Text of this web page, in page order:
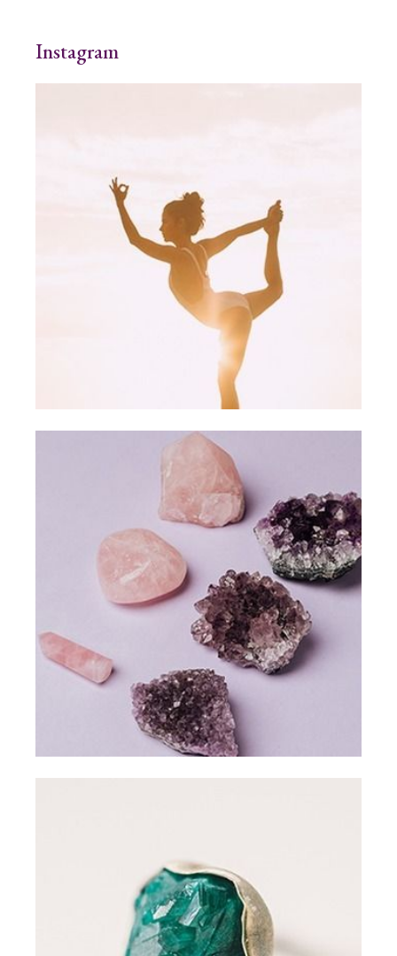
Instagram